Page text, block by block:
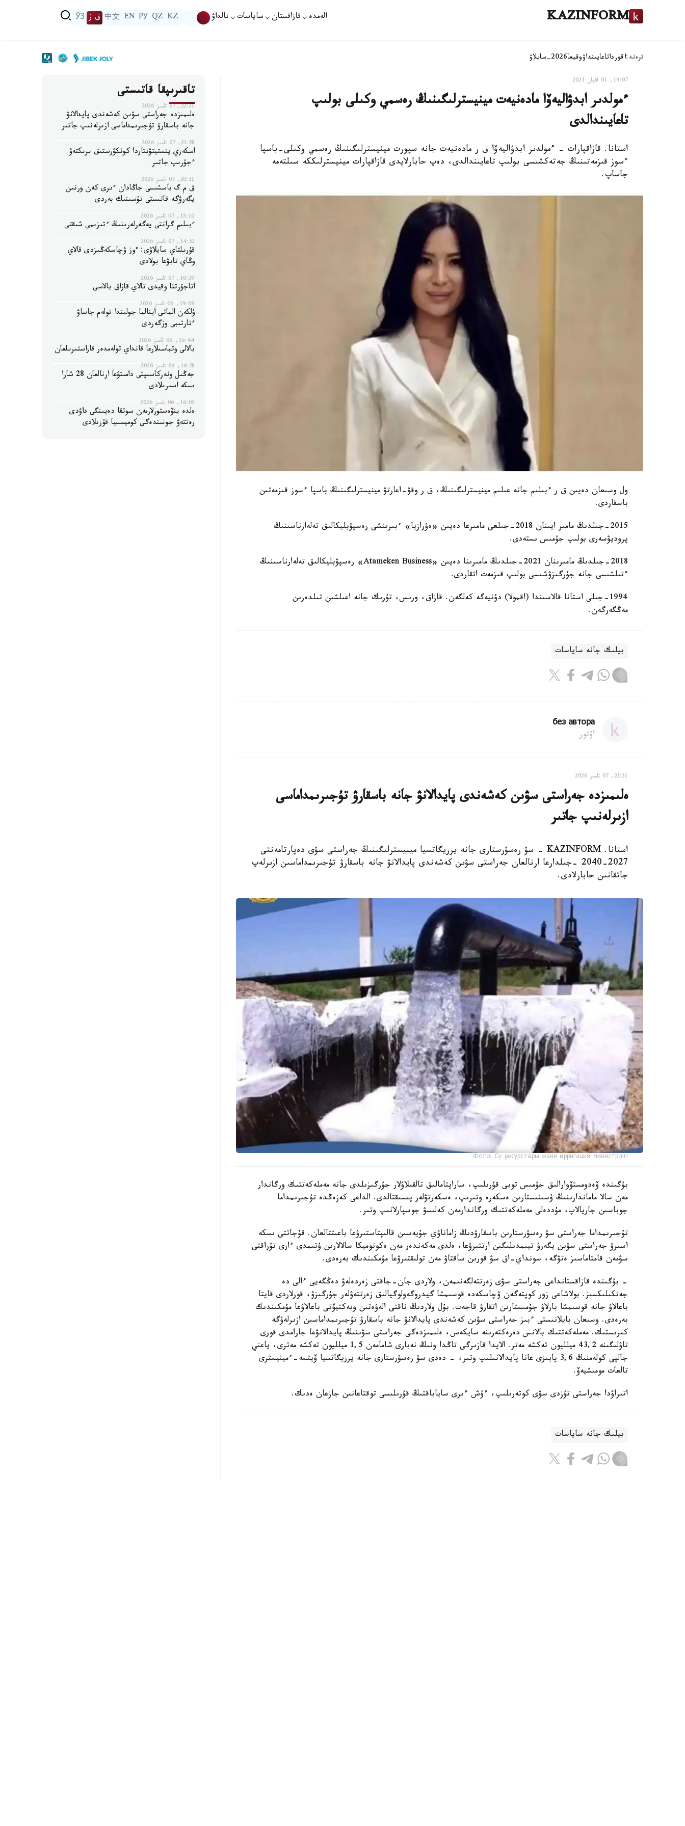
KAZINFORM الەمدە قازاقستان ساياسات تالداۋ KZ
QZ
РУ
EN
中文 ق ز ЎЗ
ترەند:اقورداتاعايىنداۋوقيعا2026-سايلاۋ
19:07, 01 اقپان 2023
ءمولدىر ابدۋاليەۆا مادەنيەت مينيسترلىگىنىڭ رەسمي وكىلى بولىپ
تاعايىندالدى
استانا. قازاقپارات - ءمولدىر ابدۋاليەۆا ق ر مادەنيەت جانە سپورت مينيسترلىگىنىڭ رەسمي وكىلى-باسپا
ءسوز قىزمەتىنىڭ جەتەكشىسى بولىپ تاعايىندالدى، دەپ حابارلايدى قازاقپارات مينيسترلىككە سىلتەمە
جاساپ.
ول وسىعان دەيىن ق ر ءبىلىم جانە عىلىم مينيسترلىگىنىڭ، ق ر وقۋ-اعارتۋ مينيسترلىگىنىڭ باسپا ءسوز قىزمەتىن
باسقاردى.
2015-جىلدىڭ مامىر ايىنان 2018-جىلعى مامىرعا دەيىن «ەۋرازيا» ءبىرىنشى رەسپۋبليكالىق تەلەارناسىنىڭ
پروديۋسەرى بولىپ جۇمىس ىستەدى.
2018-جىلدىڭ مامىرىنان 2021-جىلدىڭ مامىرىنا دەيىن «Atameken Business» رەسپۋبليكالىق تەلەارناسىنىڭ
ءتىلشىسى جانە جۇرگىزۋشىسى بولىپ قىزمەت اتقاردى.
1994-جىلى استانا قالاسىندا (اقمولا) دۇنيەگە كەلگەن. قازاق، ورىس، تۇرىك جانە اعىلشىن تىلدەرىن
مەڭگەرگەن.
بيلىك جانە ساياسات
без автора
اۆتور
22:31, 07 تامىز 2026
ەلىمىزدە جەراستى سۋىن كەشەندى پايدالانۋ جانە باسقارۋ تۇجىرىمداماسى
ازىرلەنىپ جاتىر
استانا. KAZINFORM - سۋ رەسۋرستارى جانە يرريگاتسيا مينيسترلىگىنىڭ جەراستى سۋى دەپارتامەنتى
2027-2040 -جىلدارعا ارنالعان جەراستى سۋىن كەشەندى پايدالانۋ جانە باسقارۋ تۇجىرىمداماسىن ازىرلەپ
جاتقانىن حابارلادى.
Фото: Су ресурстары және ирригация министрлігі
بۇگىندە ۆەدومستۆوارالىق جۇمىس توبى قۇرىلىپ، ساراپتامالىق تالقىلاۋلار جۇرگىزىلدى جانە مەملەكەتتىك ورگاندار
مەن سالا ماماندارىنىڭ ۇسىنىستارىن ەسكەرە وتىرىپ، ەسكەرتۋلەر پىسىقتالدى. الداعى كەزەڭدە تۇجىرىمداما
جوباسىن جاريالاپ، مۇددەلى مەملەكەتتىك ورگاندارمەن كەلىسۋ جوسپارلانىپ وتىر.
تۇجىرىمداما جەراستى سۋ رەسۋرستارىن باسقارۋدىڭ زاماناۋي جۇيەسىن قالىپتاستىرۋعا باعىتتالعان. قۇجاتتى ىسكە
اسىرۋ جەراستى سۋىن يگەرۋ تيىمدىلىگىن ارتتىرۋعا، ەلدى مەكەندەر مەن ەكونوميكا سالالارىن ۇتىمدى ءارى تۇراقتى
سۋمەن قامتاماسىز ەتۋگە، سونداي-اق سۋ قورىن ساقتاۋ مەن تولىقتىرۋعا مۇمكىندىك بەرەدى.
- بۇگىندە قازاقستانداعى جەراستى سۋى زەرتتەلگەنىمەن، ولاردى جان-جاقتى زەردەلەۋ دەڭگەيى ءالى دە
جەتكىلىكسىز. بولاشاعى زور كوپتەگەن ۋچاسكەدە قوسىمشا گيدروگەولوگيالىق زەرتتەۋلەر جۇرگىزۋ، قورلاردى قايتا
باعالاۋ جانە قوسىمشا بارلاۋ جۇمىستارىن اتقارۋ قاجەت. بۇل ولاردىڭ ناقتى الەۋەتىن وبەكتيۆتى باعالاۋعا مۇمكىندىك
بەرەدى. وسىعان بايلانىستى ءبىز جەراستى سۋىن كەشەندى پايدالانۋ جانە باسقارۋ تۇجىرىمداماسىن ازىرلەۋگە
كىرىستىك. مەملەكەتتىك بالانس دەرەكتەرىنە سايكەس، ەلىمىزدەگى جەراستى سۋىنىڭ پايدالانۋعا جارامدى قورى
تاۋلىگىنە 43,2 ميلليون تەكشە مەتر. الايدا قازىرگى تاڭدا ونىڭ نەبارى شامامەن 1,5 ميلليون تەكشە مەترى، ياعني
جالپى كولەمنىڭ 3,6 پايىزى عانا پايدالانىلىپ وتىر، - دەدى سۋ رەسۋرستارى جانە يرريگاتسيا ۆيتسە-ءمينيسترى
تالعات مومىشيەۆ.
اتىراۋدا جەراستى تۇزدى سۋى كوتەرىلىپ، ءۇش ءىرى ساياباقتىڭ قۇرىلىسى توقتاعانىن جازعان ەدىك.
بيلىك جانە ساياسات
تاقىرىپقا قاتىستى
22:31, 07 تامىز 2026
ەلىمىزدە جەراستى سۋىن كەشەندى پايدالانۋ
جانە باسقارۋ تۇجىرىمداماسى ازىرلەنىپ جاتىر
21:58, 07 تامىز 2026
اسكەري ينستيتۋتتاردا كونكۋرستىق ىرىكتەۋ
ءجۇرىپ جاتىر
20:31, 07 تامىز 2026
ق م گ باسشىسى جاڭادان ءىرى كەن ورنىن
يگەرۋگە قاتىستى تۇسىنىك بەردى
15:10, 07 تامىز 2026
ءبىلىم گرانتى يەگەرلەرىنىڭ ءتىزىمى شىقتى
14:52, 07 تامىز 2026
قۇرىلتاي سايلاۋى: ءوز ۋچاسكەڭىزدى قالاي
وڭاي تابۋعا بولادى
10:39, 07 تامىز 2026
اتاجۇرتتا وقيدى تالاي قازاق بالاسى
19:09, 06 تامىز 2026
ۇلكەن الماتى اينالما جولىندا تولەم جاساۋ
ءتارتىبى وزگەردى
16:44, 06 تامىز 2026
بالالى وتباسىلارعا قانداي تولەمدەر قاراستىرىلعان
16:28, 06 تامىز 2026
جەڭىل ونەركاسىپتى دامىتۋعا ارنالعان 28 شارا
ىسكە اسىرىلادى
16:05, 06 تامىز 2026
ەلدە ينۆەستورلارمەن سوتقا دەيىنگى داۋدى
رەتتەۋ جونىندەگى كوميسسيا قۇرىلادى